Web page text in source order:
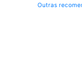
Outras